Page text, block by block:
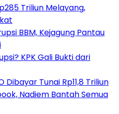
Triliun Melayang,
BBM, Kejagung Pantau
KPK Gali Bukti dari
Dibayar Tunai Rp11,8 Triliun
Nadiem Bantah Semua